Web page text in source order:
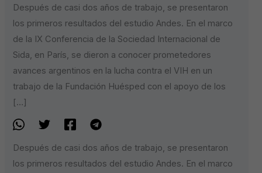
Después de casi dos años de trabajo, se presentaron
los primeros resultados del estudio Andes. En el marco
de la IX Conferencia de la Sociedad Internacional de
Sida, en París, se dieron a conocer prometedores
avances argentinos en la lucha contra el VIH en un
trabajo de la Fundación Huésped con el apoyo de los
[…]
Después de casi dos años de trabajo, se presentaron
los primeros resultados del estudio Andes. En el marco